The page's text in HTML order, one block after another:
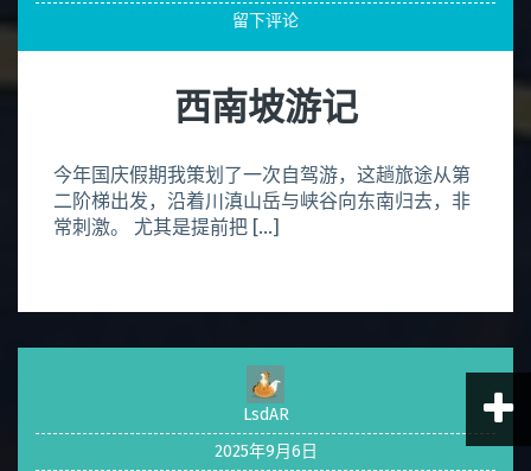
留下评论
西南坡游记
今年国庆假期我策划了一次自驾游，这趟旅途从第
二阶梯出发，沿着川滇山岳与峡谷向东南归去，非
常刺激。 尤其是提前把 […]
LsdAR
2025年9月6日